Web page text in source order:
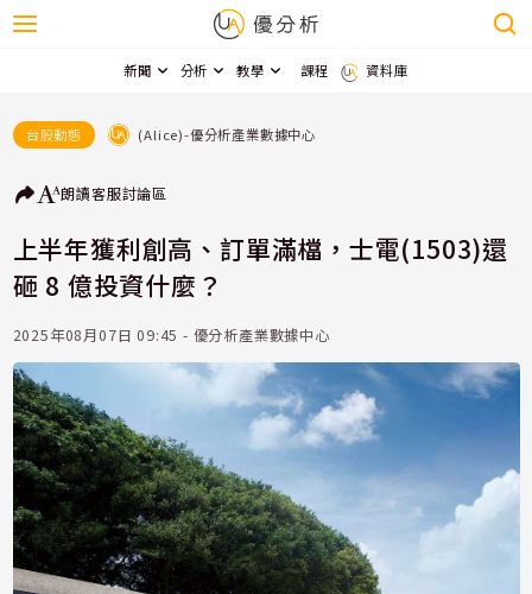
新聞 分析 教學 課程 資料庫
台股動態 (Alice)-優分析產業數據中心
朗讀客服討論區
上半年獲利創高、訂單滿檔，士電(1503)還
砸 8 億投資什麼？
2025年08月07日 09:45 - 優分析產業數據中心